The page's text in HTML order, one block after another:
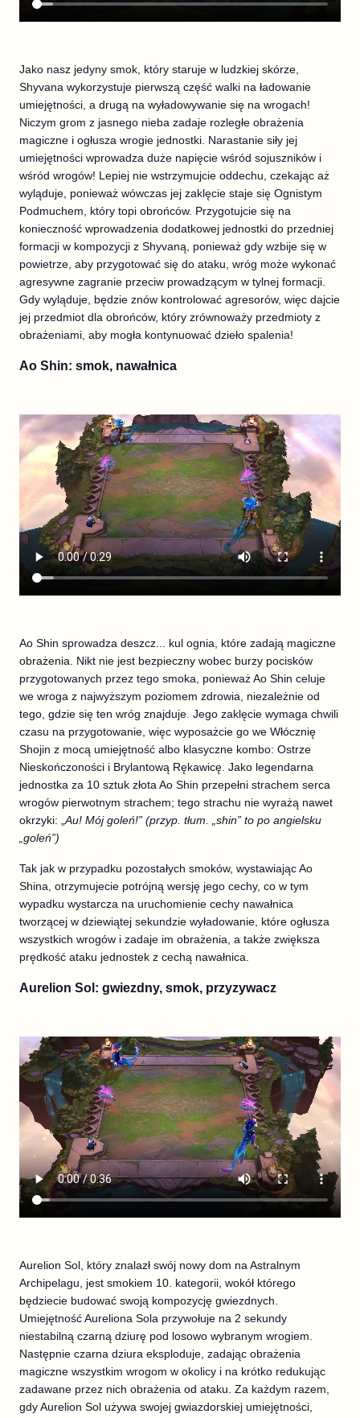
Jako nasz jedyny smok, który staruje w ludzkiej skórze,
Shyvana wykorzystuje pierwszą część walki na ładowanie
umiejętności, a drugą na wyładowywanie się na wrogach!
Niczym grom z jasnego nieba zadaje rozległe obrażenia
magiczne i ogłusza wrogie jednostki. Narastanie siły jej
umiejętności wprowadza duże napięcie wśród sojuszników i
wśród wrogów! Lepiej nie wstrzymujcie oddechu, czekając aż
wyląduje, ponieważ wówczas jej zaklęcie staje się Ognistym
Podmuchem, który topi obrońców. Przygotujcie się na
konieczność wprowadzenia dodatkowej jednostki do przedniej
formacji w kompozycji z Shyvaną, ponieważ gdy wzbije się w
powietrze, aby przygotować się do ataku, wróg może wykonać
agresywne zagranie przeciw prowadzącym w tylnej formacji.
Gdy wyląduje, będzie znów kontrolować agresorów, więc dajcie
jej przedmiot dla obrońców, który zrównoważy przedmioty z
obrażeniami, aby mogła kontynuować dzieło spalenia!
Ao Shin: smok, nawałnica
Ao Shin sprowadza deszcz... kul ognia, które zadają magiczne
obrażenia. Nikt nie jest bezpieczny wobec burzy pocisków
przygotowanych przez tego smoka, ponieważ Ao Shin celuje
we wroga z najwyższym poziomem zdrowia, niezależnie od
tego, gdzie się ten wróg znajduje. Jego zaklęcie wymaga chwili
czasu na przygotowanie, więc wyposażcie go we Włócznię
Shojin z mocą umiejętność albo klasyczne kombo: Ostrze
Nieskończoności i Brylantową Rękawicę. Jako legendarna
jednostka za 10 sztuk złota Ao Shin przepełni strachem serca
wrogów pierwotnym strachem; tego strachu nie wyrażą nawet
okrzyki: „ Au! Mój goleń!” (przyp. tłum. „shin” to po angielsku
„goleń”)
Tak jak w przypadku pozostałych smoków, wystawiając Ao
Shina, otrzymujecie potrójną wersję jego cechy, co w tym
wypadku wystarcza na uruchomienie cechy nawałnica
tworzącej w dziewiątej sekundzie wyładowanie, które ogłusza
wszystkich wrogów i zadaje im obrażenia, a także zwiększa
prędkość ataku jednostek z cechą nawałnica.
Aurelion Sol: gwiezdny, smok, przyzywacz
Aurelion Sol, który znalazł swój nowy dom na Astralnym
Archipelagu, jest smokiem 10. kategorii, wokół którego
będziecie budować swoją kompozycję gwiezdnych.
Umiejętność Aureliona Sola przywołuje na 2 sekundy
niestabilną czarną dziurę pod losowo wybranym wrogiem.
Następnie czarna dziura eksploduje, zadając obrażenia
magiczne wszystkim wrogom w okolicy i na krótko redukując
zadawane przez nich obrażenia od ataku. Za każdym razem,
gdy Aurelion Sol używa swojej gwiazdorskiej umiejętności,